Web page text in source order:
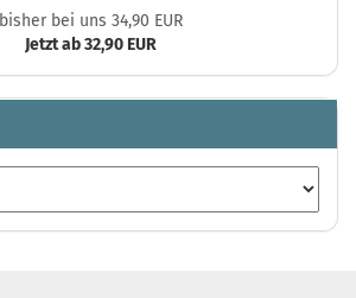
bisher bei uns 34,90 EUR
Jetzt ab 32,90 EUR